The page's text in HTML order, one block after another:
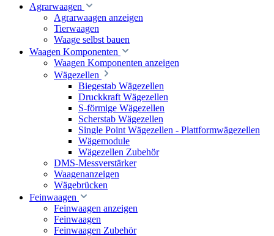
Agrarwaagen
Agrarwaagen anzeigen
Tierwaagen
Waage selbst bauen
Waagen Komponenten
Waagen Komponenten anzeigen
Wägezellen
Biegestab Wägezellen
Druckkraft Wägezellen
S-förmige Wägezellen
Scherstab Wägezellen
Single Point Wägezellen - Plattformwägezellen
Wägemodule
Wägezellen Zubehör
DMS-Messverstärker
Waagenanzeigen
Wägebrücken
Feinwaagen
Feinwaagen anzeigen
Feinwaagen
Feinwaagen Zubehör